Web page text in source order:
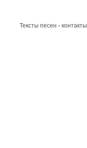
Тексты песен - контакты